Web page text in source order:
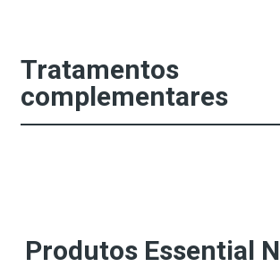
Tratamentos
complementares
Produtos Essential